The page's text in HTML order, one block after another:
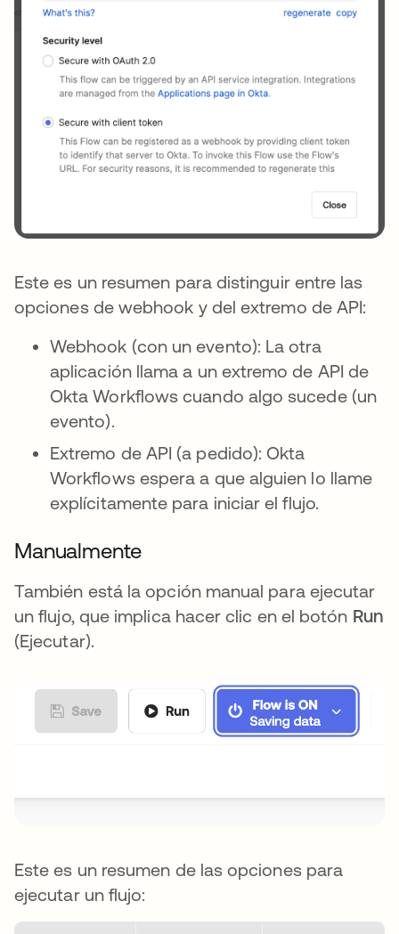
Este es un resumen para distinguir entre las
opciones de webhook y del extremo de API:
Webhook (con un evento): La otra
aplicación llama a un extremo de API de
Okta Workflows cuando algo sucede (un
evento).
Extremo de API (a pedido): Okta
Workflows espera a que alguien lo llame
explícitamente para iniciar el flujo.
Manualmente
También está la opción manual para ejecutar
un flujo, que implica hacer clic en el botón Run
(Ejecutar).
Este es un resumen de las opciones para
ejecutar un flujo: